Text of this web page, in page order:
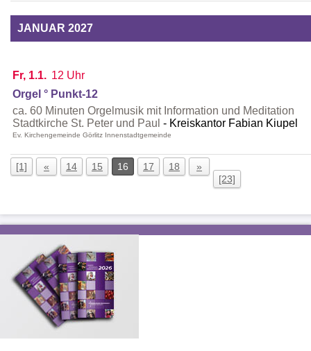
JANUAR 2027
Fr, 1.1. 12 Uhr
Orgel ° Punkt-12
ca. 60 Minuten Orgelmusik mit Information und Meditation
Stadtkirche St. Peter und Paul
Kreiskantor Fabian Kiupel
Ev. Kirchengemeinde Görlitz Innenstadtgemeinde
[1] « 14 15 16 17 18
»
[23]